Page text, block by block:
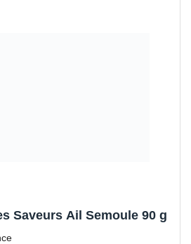
Saveurs Ail Semoule 90 g